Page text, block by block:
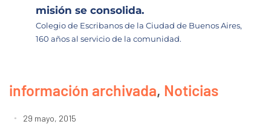
misión se consolida.
Colegio de Escribanos de la Ciudad de Buenos Aires,
160 años al servicio de la comunidad.
información archivada, Noticias
29 mayo, 2015